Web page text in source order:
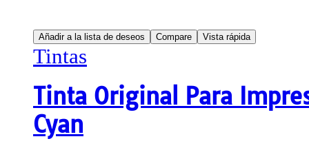
Añadir a la lista de deseos Compare Vista rápida
Tintas
Tinta Original Para
Cyan